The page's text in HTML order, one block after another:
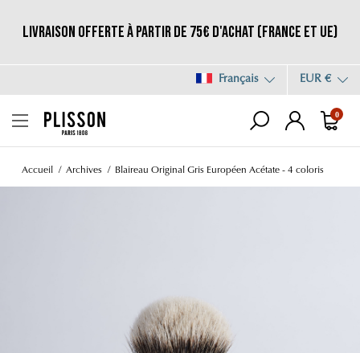
Livraison offerte à partir de 75€ d'achat (France et UE)
Français EUR €
0
Accueil Archives Blaireau Original Gris Européen Acétate - 4 coloris